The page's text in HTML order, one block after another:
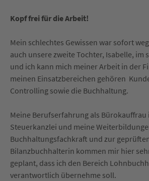
Kopf frei für die Arbeit!
Mein schlechtes Gewissen war sofort
auch unsere zweite Tochter, Isabelle, im
und ich kann mich meiner Arbeit in der
meinen Einsatzbereichen gehören
Controlling sowie die Buchhaltung.
Meine Berufserfahrung als Bürokauffrau
Steuerkanzlei und meine
Buchhaltungsfachkraft und zur
Bilanzbuchhalterin kommen mir hier
geplant, dass ich den Bereich
verantwortlich übernehme soll.